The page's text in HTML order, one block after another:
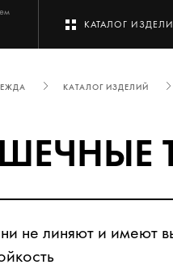
КАТАЛОГ
КАТАЛОГ ИЗДЕЛИЙ
не линяют и имеют